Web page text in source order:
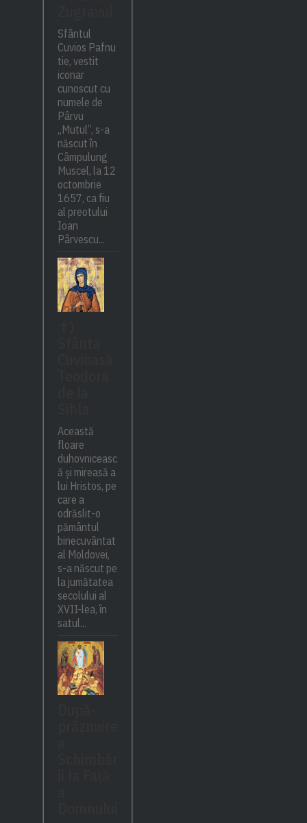
Sfântul
Cuvios Pafnu
tie, vestit
iconar
cunoscut cu
numele de
Pârvu
„Mutul”, s-a
născut în
Câmpulung
Muscel, la 12
octombrie
1657, ca fiu
al preotului
Ioan
Pârvescu...
Această
floare
duhovniceasc
ă și mireasă a
lui Hristos, pe
care a
odrăslit-o
pământul
binecuvântat
al Moldovei,
s-a născut pe
la jumătatea
secolului al
XVII-lea, în
satul...